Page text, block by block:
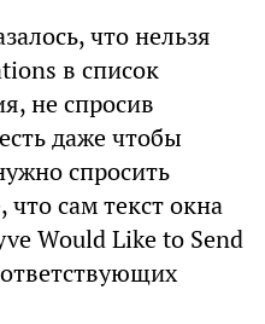
что нельзя
в список
не спросив
даже чтобы
спросить
сам текст окна
Would Like to Send